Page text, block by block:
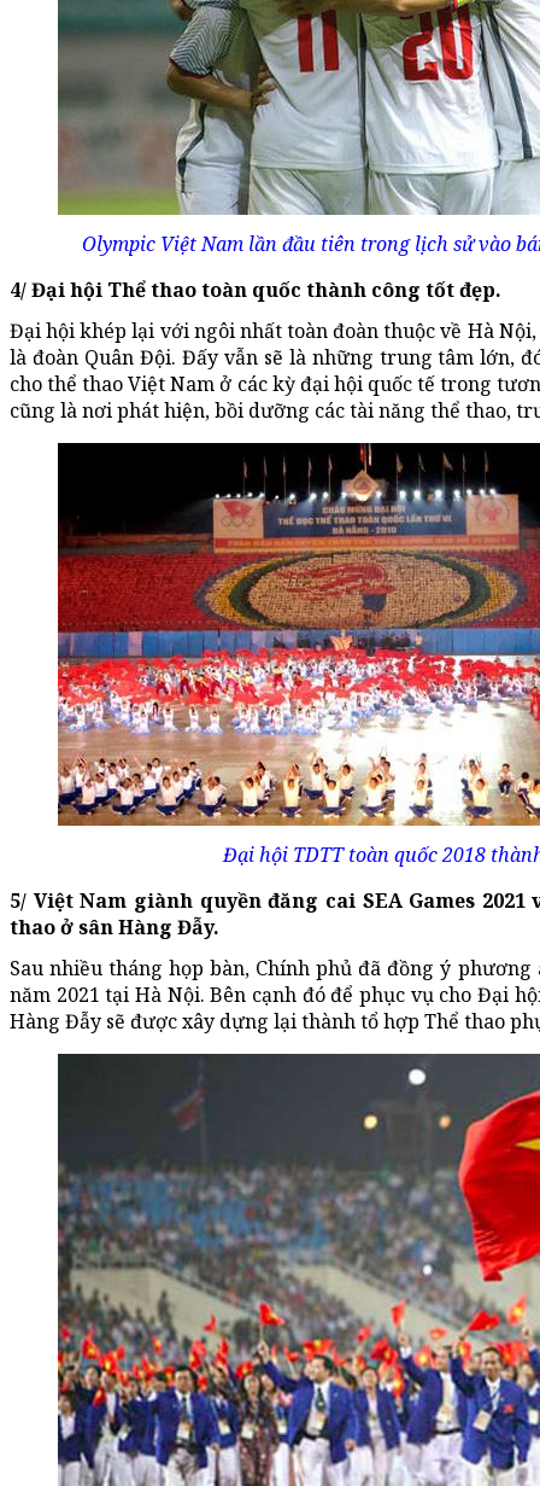
Olympic Việt Nam lần đầu tiên trong lịch sử vào
4/ Đại hội Thể thao toàn quốc thành công tốt đẹp.
Đại hội khép lại với ngôi nhất toàn đoàn thuộc về Hà
là đoàn Quân Đội. Đấy vẫn sẽ là những trung tâm lớn,
cho thể thao Việt Nam ở các kỳ đại hội quốc tế trong
cũng là nơi phát hiện, bồi dưỡng các tài năng thể thao,
Đại hội TDTT toàn quốc 2018
5/ Việt Nam giành quyền đăng cai SEA Games
thao ở sân Hàng Đẫy.
Sau nhiều tháng họp bàn, Chính phủ đã đồng ý phương
năm 2021 tại Hà Nội. Bên cạnh đó để phục vụ cho Đại
Hàng Đẫy sẽ được xây dựng lại thành tổ hợp Thể thao